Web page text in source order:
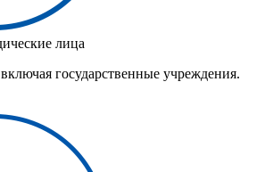
лица
государственные учреждения.